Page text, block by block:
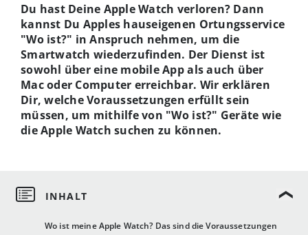
Wo ist meine Apple Watch? Das sind die Voraussetzungen
Du hast Deine Apple Watch verloren? Dann
kannst Du Apples hauseigenen Ortungsservice
"Wo ist?" in Anspruch nehmen, um die
Smartwatch wiederzufinden. Der Dienst ist
sowohl über eine mobile App als auch über
Mac oder Computer erreichbar. Wir erklären
Dir, welche Voraussetzungen erfüllt sein
müssen, um mithilfe von "Wo ist?" Geräte wie
die Apple Watch suchen zu können.